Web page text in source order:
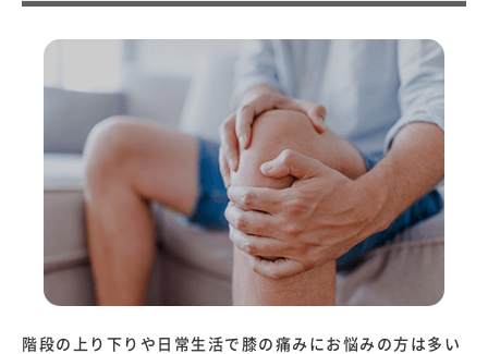
階段の上り下りや日常生活で膝の痛みにお悩みの方は多い